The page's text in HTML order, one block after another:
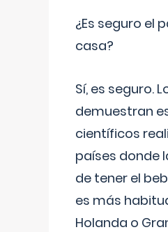
¿Es seguro el
casa?
Sí, es seguro.
demuestran
científicos
países donde
de tener el
es más
Holanda o